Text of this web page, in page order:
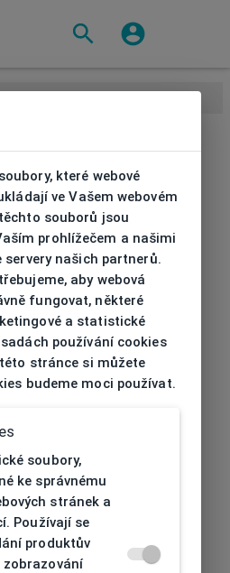
které webové
ve Vašem webovém
souborů jsou
prohlížečem a našimi
servery našich partnerů.
aby webová
fungovat, některé
a statistické
používání cookies
stránce si můžete
budeme moci používat.
soubory,
ke správnému
stránek a
Používají se
produktův
zobrazování